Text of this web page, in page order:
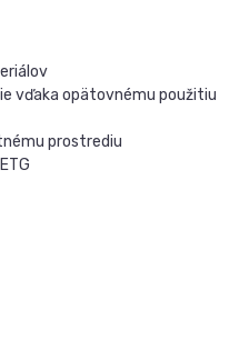
vďaka opätovnému použitiu
prostrediu